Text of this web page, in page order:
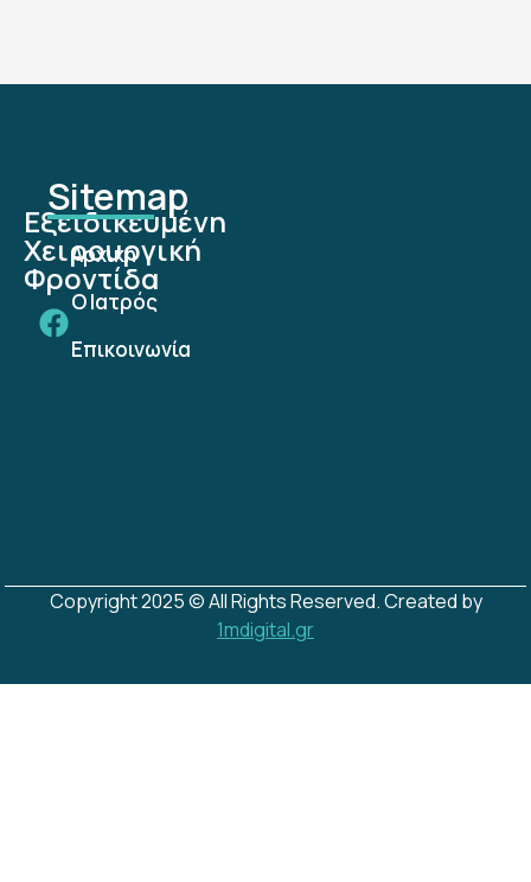
Εξειδικευμένη
Χειρουργική
Φροντίδα
Sitemap
Αρχική
Ο Ιατρός
Επικοινωνία
Copyright 2025 © All Rights Reserved. Created by
1mdigital.gr